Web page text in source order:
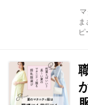
ピ